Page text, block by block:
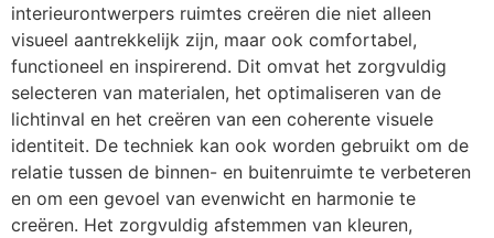
interieurontwerpers ruimtes creëren die niet alleen
visueel aantrekkelijk zijn, maar ook comfortabel,
functioneel en inspirerend. Dit omvat het zorgvuldig
selecteren van materialen, het optimaliseren van de
lichtinval en het creëren van een coherente visuele
identiteit. De techniek kan ook worden gebruikt om de
relatie tussen de binnen- en buitenruimte te verbeteren
en om een gevoel van evenwicht en harmonie te
creëren. Het zorgvuldig afstemmen van kleuren,